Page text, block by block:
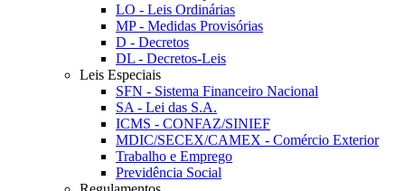
LO - Leis Ordinárias
MP - Medidas Provisórias
D - Decretos
DL - Decretos-Leis
Leis Especiais
SFN - Sistema Financeiro Nacional
SA - Lei das S.A.
ICMS - CONFAZ/SINIEF
MDIC/SECEX/CAMEX - Comércio Exterior
Trabalho e Emprego
Previdência Social